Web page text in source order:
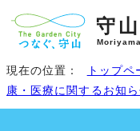
守
現在の位置： トップペ
康・医療に関するお知